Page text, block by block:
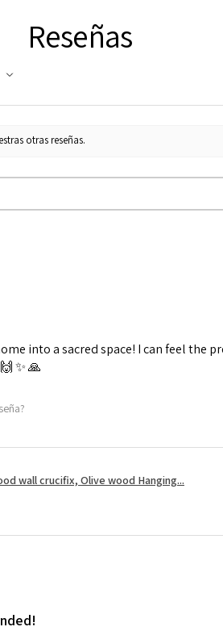
Reseñas
otras reseñas.
into a sacred space! I can feel the
✨️ 🙏
wall crucifix, Olive wood Hanging...